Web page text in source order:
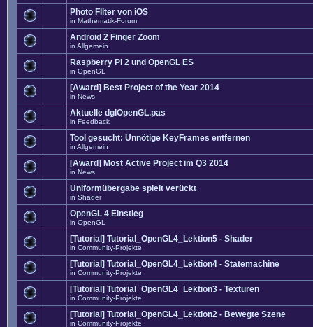
Photo FIlter von iOS
in Mathematik-Forum
Android 2 Finger Zoom
in Allgemein
Raspberry PI 2 und OpenGL ES
in OpenGL
[Award] Best Project of the Year 2014
in News
Aktuelle dglOpenGL.pas
in Feedback
Tool gesucht: Unnötige KeyFrames entfernen
in Allgemein
[Award] Most Active Project im Q3 2014
in News
Uniformübergabe spielt verückt
in Shader
OpenGL 4 Einstieg
in OpenGL
[Tutorial] Tutorial_OpenGL4_Lektion5 - Shader
in Community-Projekte
[Tutorial] Tutorial_OpenGL4_Lektion4 - Statemachine
in Community-Projekte
[Tutorial] Tutorial_OpenGL4_Lektion3 - Texturen
in Community-Projekte
[Tutorial] Tutorial_OpenGL4_Lektion2 - Bewegte Szene
in Community-Projekte